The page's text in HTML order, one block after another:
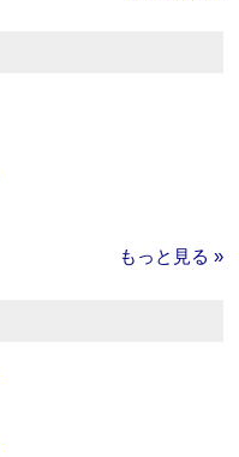
もっと見る »